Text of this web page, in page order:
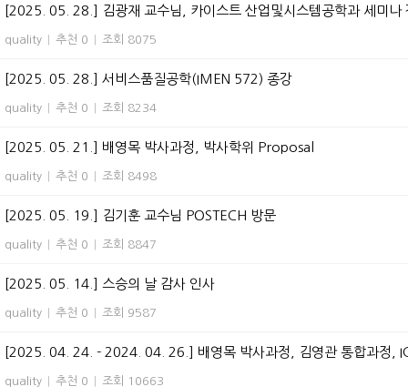
[2025. 05. 28.] 김광재 교수님, 카이스트 산업및시스템공학과 세미나
quality 추천 0 조회 8075
[2025. 05. 28.] 서비스품질공학(IMEN 572) 종강
quality 추천 0 조회 8234
[2025. 05. 21.] 배영목 박사과정, 박사학위 Proposal
quality 추천 0 조회 8498
[2025. 05. 19.] 김기훈 교수님 POSTECH 방문
quality 추천 0 조회 8847
[2025. 05. 14.] 스승의 날 감사 인사
quality 추천 0 조회 9587
[2025. 04. 24. - 2024. 04. 26.] 배영목 박사과정, 김영관 통합과정,
quality 추천 0 조회 10663